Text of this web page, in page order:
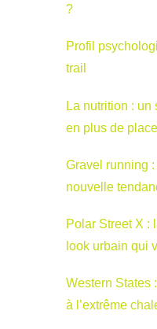
?
Profil
trail
La nutrition :
en plus de
Gravel running
nouvelle
Polar Street X :
look urbain qui
Western States
à l’extrême